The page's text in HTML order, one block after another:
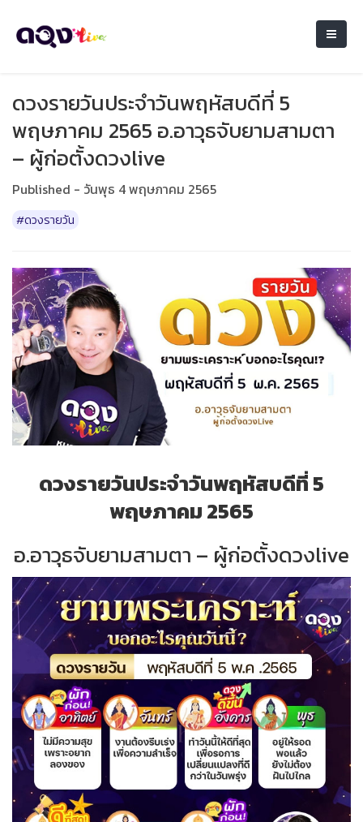
ดวงรายวันประจำวันพฤหัสบดีที่ 5
พฤษภาคม 2565 อ.อาวุธจับยามสามตา
– ผู้ก่อตั้งดวงlive
Published - วันพุธ 4 พฤษภาคม 2565
#ดวงรายวัน
ดวงรายวันประจำวันพฤหัสบดีที่ 5
พฤษภาคม 2565
อ.อาวุธจับยามสามตา – ผู้ก่อตั้งดวงlive